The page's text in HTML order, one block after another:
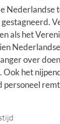
Nederlandse
als het
over
Ook het